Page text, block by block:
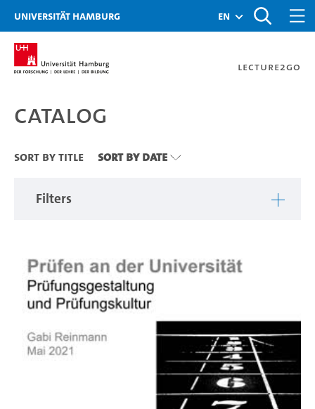
Zu den Filtern
Zur Metanavigation
Zur Hauptnavigation
Zur Suche
Zum Inhalt
Zum Seitenfuss
Universität Hamburg en
Lecture2Go
Catalog
Catalog
Sort By Title Sort By Date
Filters